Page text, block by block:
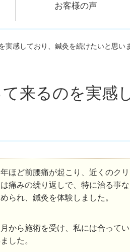
お客様の声
実感しており、鍼灸を続けたいと思い
来るのを実感
ほど前腰痛が起こり、近くのク
痛みの繰り返しで、特に治る事
られ、鍼灸を体験しました。
から施術を受け、私には合って
した。